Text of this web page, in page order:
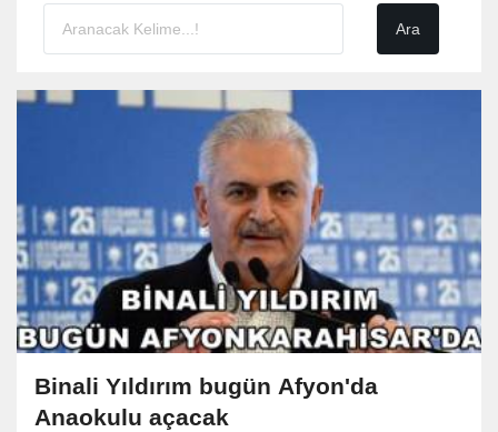
Binali Yıldırım bugün Afyon'da
Anaokulu açacak